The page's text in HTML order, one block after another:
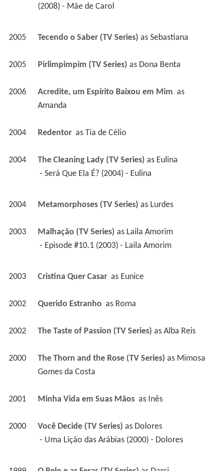
(2008) - Mãe de Carol
2005 Tecendo o Saber (TV Series) as Sebastiana
2005 Pirlimpimpim (TV Series) as Dona Benta
2006 Acredite, um Espírito Baixou em Mim
as
Amanda
2004 Redentor as Tia de Célio
2004 The Cleaning Lady (TV Series) as Eulina
- Será Que Ela É? (2004) - Eulina
2004 Metamorphoses (TV Series) as Lurdes
2003 Malhação (TV Series) as Laila Amorim
- Episode #10.1 (2003) - Laila Amorim
2003 Cristina Quer Casar as Eunice
2002 Querido Estranho as Roma
2002 The Taste of Passion (TV Series) as Alba Reis
2000 The Thorn and the Rose (TV Series) as Mimosa
Gomes da Costa
2001 Minha Vida em Suas Mãos as Inês
2000 Você Decide (TV Series) as Dolores
- Uma Lição das Arábias (2000) - Dolores